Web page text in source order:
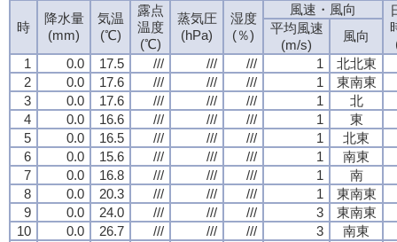
時
降水量
(mm)
気温
(℃)
露点
温度
(℃)
蒸気圧
(hPa)
湿度
(％)
風速・風向
平均風速
(m/s)
風向
1
0.0 17.5 /// /// /// 1
北北東
2
0.0 17.6 /// /// /// 1
東南東
3
0.0 17.6 /// /// /// 1
北
4
0.0 16.6 /// /// /// 1
東
5
0.0 16.5 /// /// /// 1
北東
6
0.0 15.6 /// /// /// 1
南東
7
0.0 16.8 /// /// /// 1
南
8
0.0 20.3 /// /// /// 1
東南東
9
0.0 24.0 /// /// /// 3
東南東
10
0.0 26.7 /// /// /// 3
南東